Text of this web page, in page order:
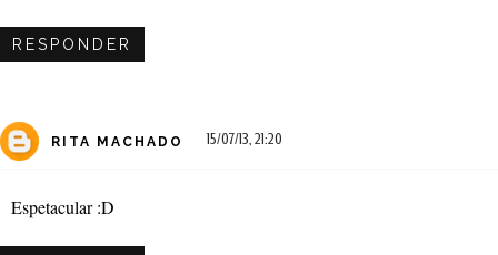
RESPONDER
RITA MACHADO 15/07/13, 21:20
Espetacular :D